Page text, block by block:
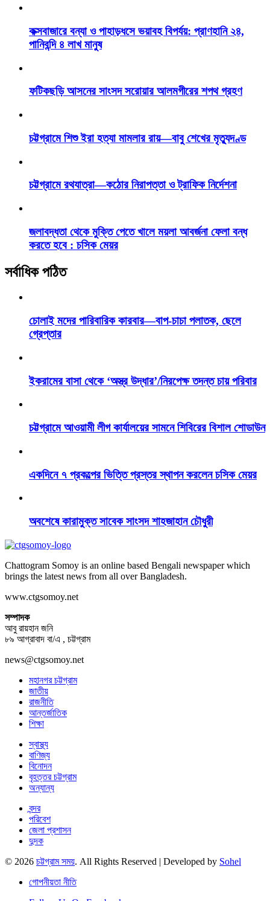
কক্সবাজারে বন্যা ও পাহাড়ধসে ভয়াবহ বিপর্যয়: প্রাণহানি ২৪,
পানিবন্দি ৪ লাখ মানুষ
ফটিকছড়ি আসনের সাংসদ সরোয়ার আলমগীরের শপথ গ্রহণ
চট্টগ্রামে শিশু ইরা হত্যা মামলার রায়—বাবু শেখের মৃত্যুদণ্ড
চট্টগ্রামে রথযাত্রা—কঠোর নিরাপত্তা ও ট্রাফিক নির্দেশনা
জলাবদ্ধতা থেকে মুক্তি পেতে খালে ময়লা আবর্জনা ফেলা বন্ধ
করতে হবে : চসিক মেয়র
সর্বাধিক পঠিত
চোলাই মদের পারিবারিক কারবার—বাপ-চাচা পলাতক, ছেলে
গ্রেপ্তার
ইকরামের বাসা থেকে ‘অস্ত্র উদ্ধার’/নিরপেক্ষ তদন্ত চায় পরিবার
চট্টগ্রামে আওয়ামী লীগ কার্যালয়ের সামনে শিবিরের বিশাল শোডাউন
একদিনে ৭ প্রকল্পের ভিত্তি প্রস্তর স্থাপন করলেন চসিক মেয়র
অবশেষে কারামুক্ত সাবেক সাংসদ শাহজাহান চৌধুরী
Chattogram Somoy is an online based Bengali newspaper which
brings the latest news from all over Bangladesh.
www.ctgsomoy.net
সম্পাদক
আবু রায়হান জনি
৮৯ আগ্রাবাদ বা/এ , চট্টগ্রাম
news@ctgsomoy.net
মহানগর চট্টগ্রাম
জাতীয়
রাজনীতি
আন্তর্জাতিক
শিক্ষা
স্বাস্থ্য
বাণিজ্য
বিনোদন
বৃহত্তর চট্টগ্রাম
অন্যান্য
বন্দর
পরিবেশ
জেলা প্রশাসন
দুদক
© 2026 চট্টগ্রাম সময়. All Rights Reserved | Developed by Sohel
গোপনীয়তা নীতি